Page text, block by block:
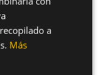
a
Más